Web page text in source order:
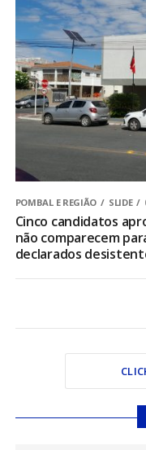
POMBAL E REGIÃO SLIDE
Cinco candidatos
não comparecem
declarados